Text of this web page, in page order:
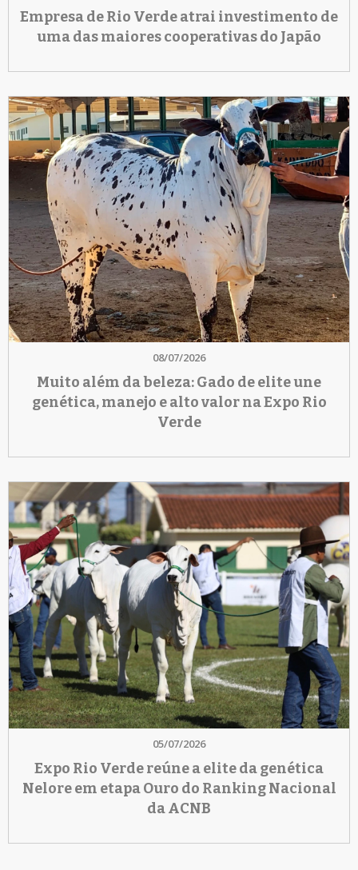
Empresa de Rio Verde atrai investimento de
uma das maiores cooperativas do Japão
08/07/2026
Muito além da beleza: Gado de elite une
genética, manejo e alto valor na Expo Rio
Verde
05/07/2026
Expo Rio Verde reúne a elite da genética
Nelore em etapa Ouro do Ranking Nacional
da ACNB